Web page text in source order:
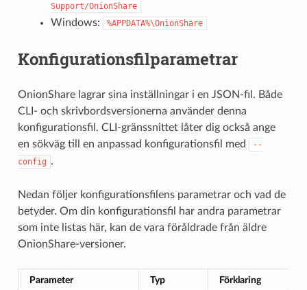
Support/OnionShare
Windows: %APPDATA%\OnionShare
Konfigurationsfilparametrar
OnionShare lagrar sina inställningar i en JSON-fil. Både
CLI- och skrivbordsversionerna använder denna
konfigurationsfil. CLI-gränssnittet låter dig också ange
en sökväg till en anpassad konfigurationsfil med
--
config .
Nedan följer konfigurationsfilens parametrar och vad de
betyder. Om din konfigurationsfil har andra parametrar
som inte listas här, kan de vara föråldrade från äldre
OnionShare-versioner.
Parameter Typ Förklaring